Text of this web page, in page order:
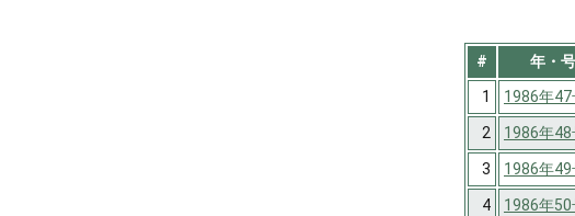
# 年・号
1
1986年47
2 1986年48
3 1986年49
4 1986年50